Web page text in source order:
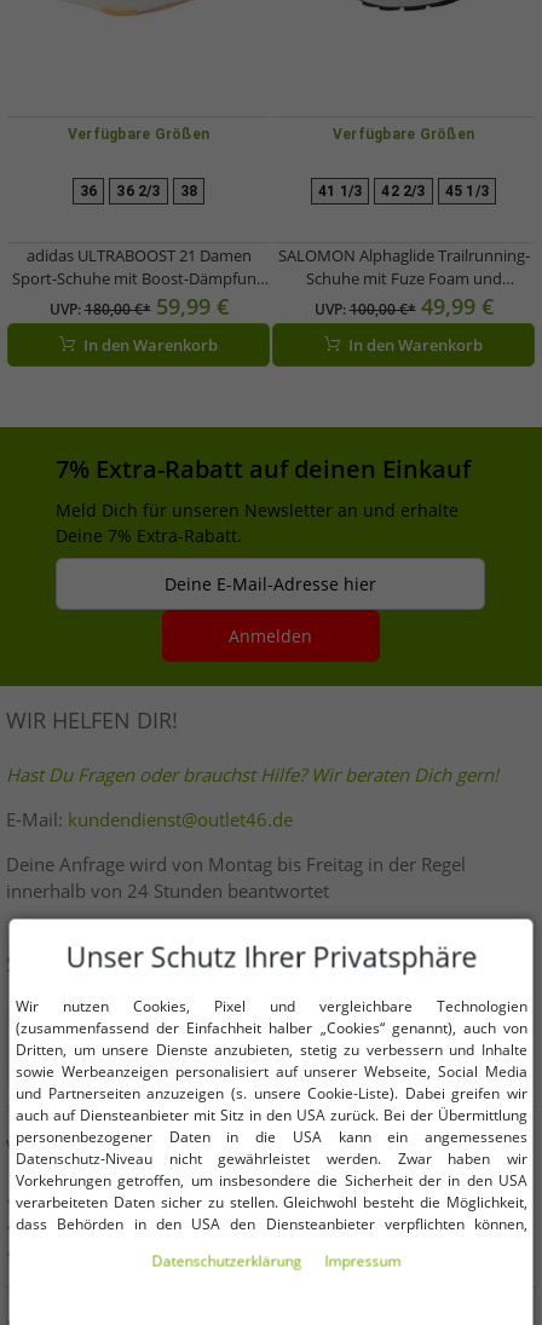
Verfügbare Größen
36 36 2/3 38
adidas ULTRABOOST 21 Damen
Sport-Schuhe mit Boost-Dämpfung
bequeme Lauf-Schuhe S23838 Rosa
UVP:180,00 €* 59,99 €
In den Warenkorb
Verfügbare Größen
41 1/3 42 2/3 45 1/3
SALOMON Alphaglide Trailrunning-
Schuhe mit Fuze Foam und
Ortholite Sohle 9mm Sprengung
478010 30 Schwarz
UVP:100,00 €* 49,99 €
In den Warenkorb
7% Extra-Rabatt auf deinen Einkauf
Meld Dich für unseren Newsletter an und erhalte
Deine 7% Extra-Rabatt.
Deine E-Mail-Adresse hier
Anmelden
WIR HELFEN DIR!
Hast Du Fragen oder brauchst Hilfe? Wir beraten Dich gern!
E-Mail: kundendienst@outlet46.de
Deine Anfrage wird von Montag bis Freitag in der Regel
innerhalb von 24 Stunden beantwortet
SICHER EINKAUFEN
VORTEILE
KAUF AUF RECHNUNG
100 Tage Rückgaberecht
Versandkostenfrei ab 49 € (DE)
Unser Schutz Ihrer Privatsphäre
Wir nutzen Cookies, Pixel und vergleichbare Technologien
(zusammenfassend der Einfachheit halber „Cookies“ genannt), auch von
Dritten, um unsere Dienste anzubieten, stetig zu verbessern und Inhalte
sowie Werbeanzeigen personalisiert auf unserer Webseite, Social Media
und Partnerseiten anzuzeigen (s. unsere Cookie-Liste). Dabei greifen wir
auch auf Diensteanbieter mit Sitz in den USA zurück. Bei der Übermittlung
personenbezogener Daten in die USA kann ein angemessenes
Datenschutz-Niveau nicht gewährleistet werden. Zwar haben wir
Vorkehrungen getroffen, um insbesondere die Sicherheit der in den USA
verarbeiteten Daten sicher zu stellen. Gleichwohl besteht die Möglichkeit,
dass Behörden in den USA den Diensteanbieter verpflichten können,
im Einzelfall auf Basis entsprechender US-Gesetzgebung, ein wirksamer
Daten­schutz­erklärung Impressum